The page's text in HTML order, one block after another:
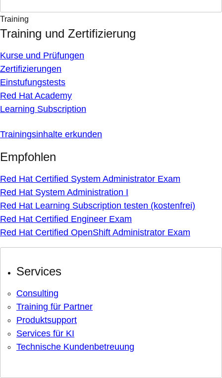
Training
Training und Zertifizierung
Kurse und Prüfungen
Zertifizierungen
Einstufungstests
Red Hat Academy
Learning Subscription
Trainingsinhalte erkunden
Empfohlen
Red Hat Certified System Administrator Exam
Red Hat System Administration I
Red Hat Learning Subscription testen (kostenfrei)
Red Hat Certified Engineer Exam
Red Hat Certified OpenShift Administrator Exam
Services
Consulting
Training für Partner
Produktsupport
Services für KI
Technische Kundenbetreuung